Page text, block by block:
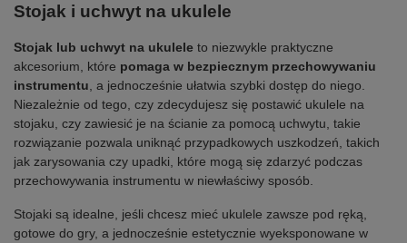
Stojak i uchwyt na ukulele
Stojak lub uchwyt na ukulele to niezwykle praktyczne
akcesorium, które pomaga w bezpiecznym przechowywaniu
instrumentu , a jednocześnie ułatwia szybki dostęp do niego.
Niezależnie od tego, czy zdecydujesz się postawić ukulele na
stojaku, czy zawiesić je na ścianie za pomocą uchwytu, takie
rozwiązanie pozwala uniknąć przypadkowych uszkodzeń, takich
jak zarysowania czy upadki, które mogą się zdarzyć podczas
przechowywania instrumentu w niewłaściwy sposób.
Stojaki są idealne, jeśli chcesz mieć ukulele zawsze pod ręką,
gotowe do gry, a jednocześnie estetycznie wyeksponowane w